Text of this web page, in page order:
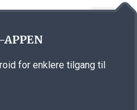
for enklere tilgang til